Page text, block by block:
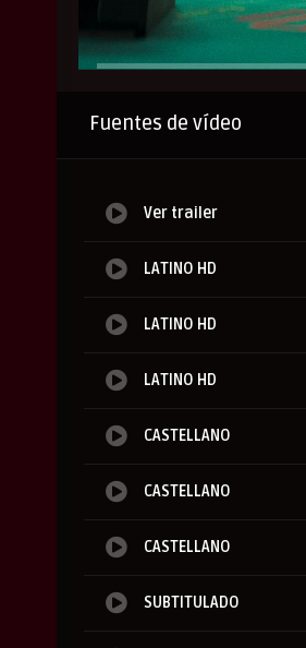
Fuentes de vídeo
Ver trailer
LATINO HD
LATINO HD
LATINO HD
CASTELLANO
CASTELLANO
CASTELLANO
SUBTITULADO